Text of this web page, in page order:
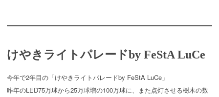
けやきライトパレードby FeStA LuCe
今年で2年目の「けやきライトパレードby FeStA LuCe」
昨年のLED75万球から25万球増の100万球に、また点灯させる樹木の数